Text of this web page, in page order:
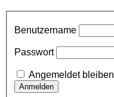
Benutzername
Passwort
Angemeldet bleiben